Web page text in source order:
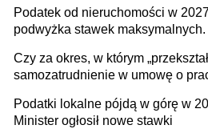
Podatek od nieruchomości w
podwyżka stawek maksymalnych.
budynków i lokali związanych z
prowadzeniem działalności
Czy za okres, w którym
samozatrudnienie w umowę o
umowy cywilnoprawnej jedynym
racjonalnym wyjściem
Podatki lokalne pójdą w górę w
Minister ogłosił nowe stawki